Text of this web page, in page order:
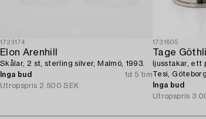
1723174
Elon Arenhill
Skålar, 2 st, sterling silver, Malmö, 1993.
Inga bud
1d 5 tim
Utropspris 2 500 SEK
1731605
Tage
ljusstakar, ett
Tesi,
Inga bud
Utropspris 3